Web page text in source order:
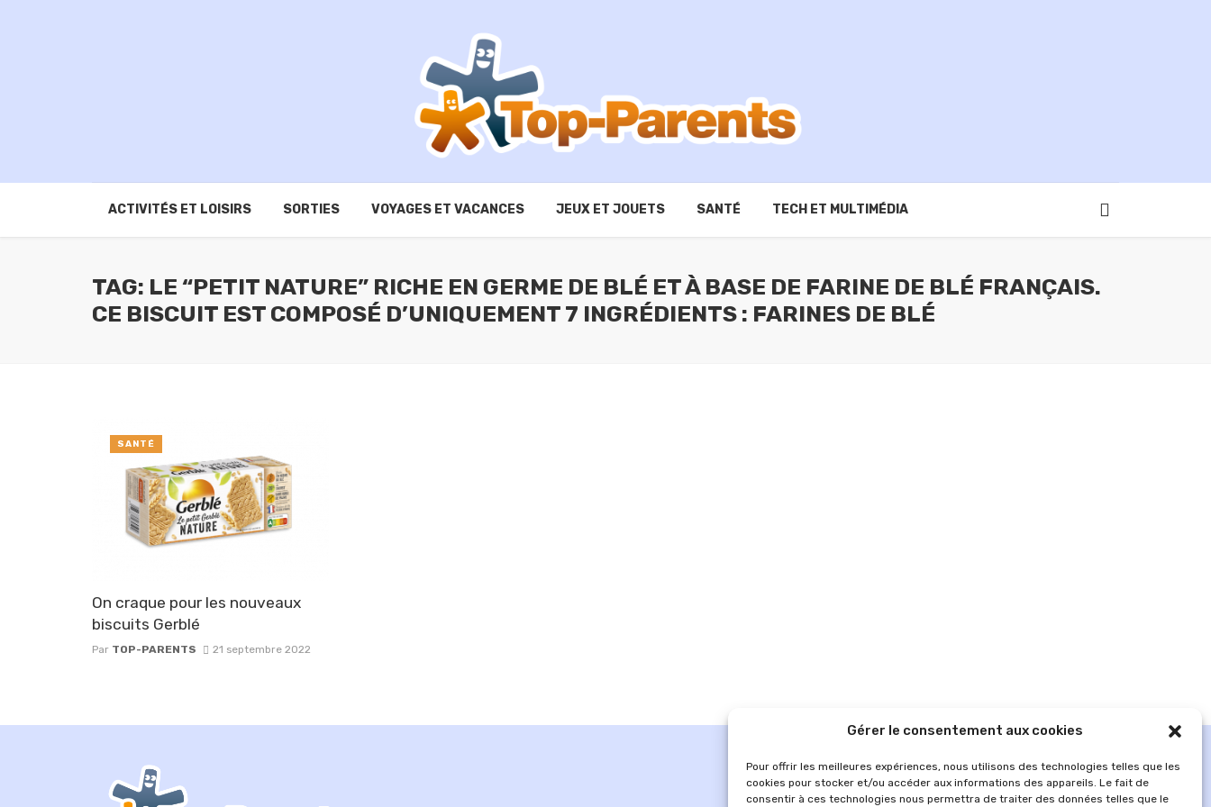
Gérer le consentement aux cookies
Pour offrir les meilleures expériences, nous utilisons des technologies telles que les
cookies pour stocker et/ou accéder aux informations des appareils. Le fait de
consentir à ces technologies nous permettra de traiter des données telles que le
ACTIVITÉS ET LOISIRS SORTIES VOYAGES ET VACANCES JEUX ET JOUETS SANTÉ TECH ET MULTIMÉDIA
TAG: LE “PETIT NATURE” RICHE EN GERME DE BLÉ ET À BASE DE FARINE DE BLÉ FRANÇAIS.
CE BISCUIT EST COMPOSÉ D’UNIQUEMENT 7 INGRÉDIENTS : FARINES DE BLÉ
On craque pour les nouveaux
biscuits Gerblé
Par TOP-PARENTS 21 septembre 2022
SANTÉ